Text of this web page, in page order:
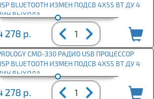
BLUETOOTH ИЗМЕН ПОДСВ 4Х55 ВТ ДУ 4
ВЫХОДА
278 р.
CMD-330 РАДИО USB ПРОЦЕССОР
BLUETOOTH ИЗМЕН ПОДСВ 4Х55 ВТ ДУ 4
ВЫХОДА
278 р.